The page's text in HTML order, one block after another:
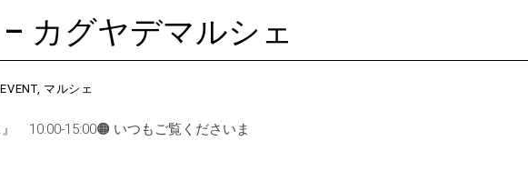
カグヤデマルシェ
EVENT, マルシェ
10:00-15:00🟠 いつもご覧くださいま